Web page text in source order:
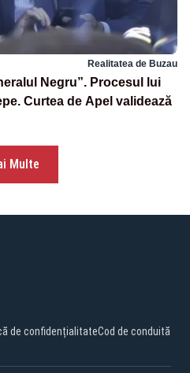
Realitatea de Buzau
Negru”. Procesul lui
Curtea de Apel validează
Multe
de confidențialitateCod de conduită